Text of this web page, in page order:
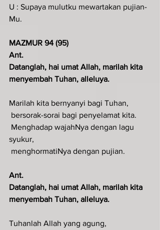
U : Supaya mulutku mewartakan pujian-
Mu.
MAZMUR 94 (95)
Ant.
Datanglah, hai umat Allah, marilah kita
menyembah Tuhan, alleluya.
Marilah kita bernyanyi bagi Tuhan,
bersorak-sorai bagi penyelamat kita.
syukur,
menghormatiNya dengan pujian.
Ant.
Datanglah, hai umat Allah, marilah kita
menyembah Tuhan, alleluya.
Tuhanlah Allah yang agung,